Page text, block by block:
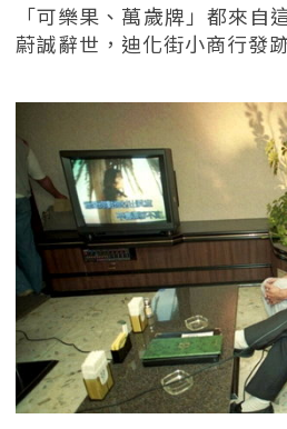
「可樂果、萬歲牌」都來自
蔚誠辭世，迪化街小商行發